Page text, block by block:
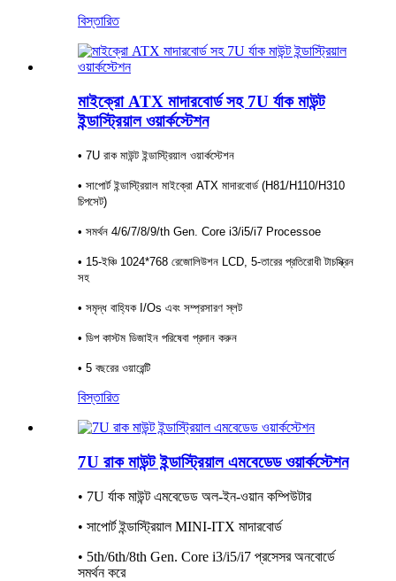
বিস্তারিত
মাইক্রো ATX মাদারবোর্ড সহ 7U র্যাক মাউন্ট
ইন্ডাস্ট্রিয়াল ওয়ার্কস্টেশন
• 7U রাক মাউন্ট ইন্ডাস্ট্রিয়াল ওয়ার্কস্টেশন
• সাপোর্ট ইন্ডাস্ট্রিয়াল মাইক্রো ATX মাদারবোর্ড (H81/H110/H310
চিপসেট)
• সমর্থন 4/6/7/8/9/th Gen. Core i3/i5/i7 Processoe
• 15-ইঞ্চি 1024*768 রেজোলিউশন LCD, 5-তারের প্রতিরোধী টাচস্ক্রিন
সহ
• সমৃদ্ধ বাহ্যিক I/Os এবং সম্প্রসারণ স্লট
• ডিপ কাস্টম ডিজাইন পরিষেবা প্রদান করুন
• 5 বছরের ওয়ারেন্টি
বিস্তারিত
7U রাক মাউন্ট ইন্ডাস্ট্রিয়াল এমবেডেড ওয়ার্কস্টেশন
• 7U র্যাক মাউন্ট এমবেডেড অল-ইন-ওয়ান কম্পিউটার
• সাপোর্ট ইন্ডাস্ট্রিয়াল MINI-ITX মাদারবোর্ড
• 5th/6th/8th Gen. Core i3/i5/i7 প্রসেসর অনবোর্ডে
সমর্থন করে